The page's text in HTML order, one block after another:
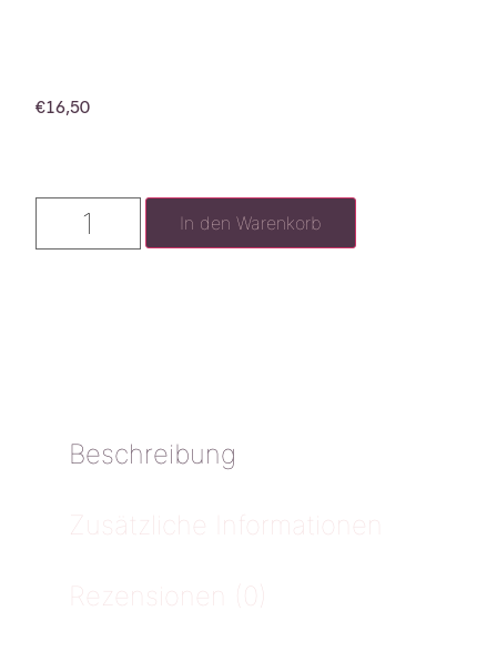
€16,50
In den Warenkorb
Beschreibung
Zusätzliche Informationen
Rezensionen (0)